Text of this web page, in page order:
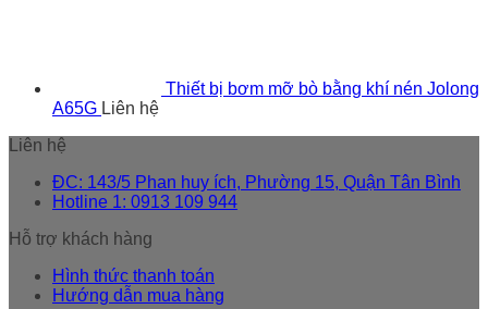
Thiết bị bơm mỡ bò bằng khí nén Jolong
A65G Liên hệ
Liên hệ
ĐC: 143/5 Phan huy ích, Phường 15, Quận Tân Bình
Hotline 1: 0913 109 944
Hỗ trợ khách hàng
Hình thức thanh toán
Hướng dẫn mua hàng